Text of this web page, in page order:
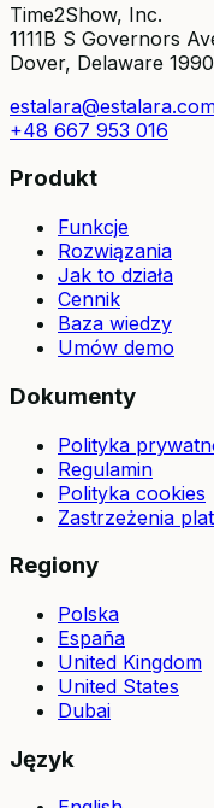
Time2Show, Inc.
1111B S Governors
Dover, Delaware
+48 667 953 016
Produkt
Funkcje
Rozwiązania
Jak to działa
Cennik
Baza wiedzy
Umów demo
Dokumenty
Polityka
Regulamin
Polityka cookies
Zastrzeżenia
Regiony
Polska
España
United Kingdom
United States
Dubai
Język